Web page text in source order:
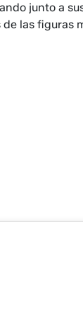
junto a
las figuras